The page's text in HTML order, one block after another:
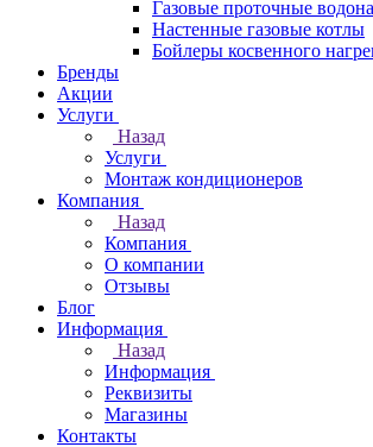
Газовые проточные
Настенные газовые котлы
Бойлеры косвенного
Бренды
Акции
Услуги
Назад
Услуги
Монтаж кондиционеров
Компания
Назад
Компания
О компании
Отзывы
Блог
Информация
Назад
Информация
Реквизиты
Магазины
Контакты